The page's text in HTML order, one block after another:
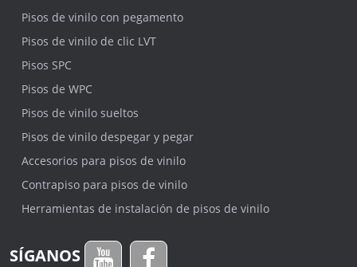
Pisos de vinilo con pegamento
Pisos de vinilo de clic LVT
Pisos SPC
Pisos de WPC
Pisos de vinilo sueltos
Pisos de vinilo despegar y pegar
Accesorios para pisos de vinilo
Contrapiso para pisos de vinilo
Herramientas de instalación de pisos de vinilo
SÍGANOS